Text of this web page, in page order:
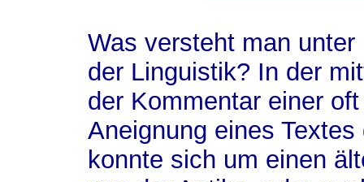
Was versteht man
der Linguistik? In der
der Kommentar einer
Aneignung eines
konnte sich um einen